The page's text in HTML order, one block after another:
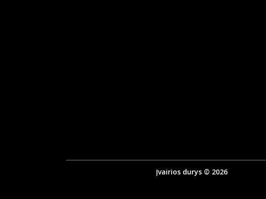
Įvairios durys © 2026